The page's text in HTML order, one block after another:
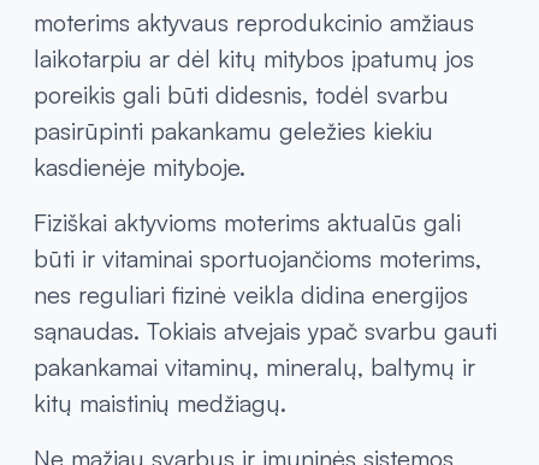
reikšminga geležis, prisidedanti prie
normalaus raudonųjų kraujo kūnelių bei
hemoglobino susidarymo ir normalios
deguonies pernašos organizme. Kai kurioms
moterims aktyvaus reprodukcinio amžiaus
laikotarpiu ar dėl kitų mitybos įpatumų jos
poreikis gali būti didesnis, todėl svarbu
pasirūpinti pakankamu geležies kiekiu
kasdienėje mityboje.
Fiziškai aktyvioms moterims aktualūs gali
būti ir vitaminai sportuojančioms moterims,
nes reguliari fizinė veikla didina energijos